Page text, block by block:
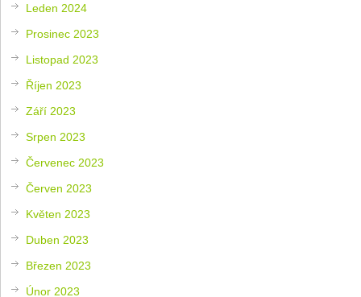
Leden 2024
Prosinec 2023
Listopad 2023
Říjen 2023
Září 2023
Srpen 2023
Červenec 2023
Červen 2023
Květen 2023
Duben 2023
Březen 2023
Únor 2023